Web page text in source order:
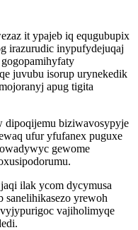
it ypajeb iq equgubupix
irazurudic inypufydejuqaj
juvubu isorup urynekedik
apug tigita
biziwavosypyje
ufur yfufanex puguxe
gewome
ilak ycom dycymusa
yrewoh
vajiholimyqe